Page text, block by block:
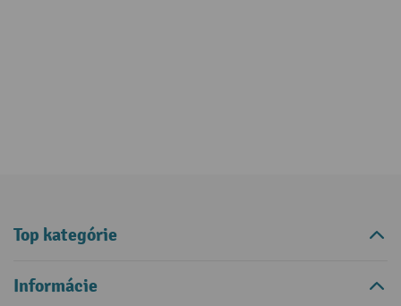
Top kategórie
Informácie